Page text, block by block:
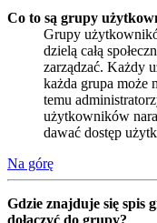
Co to są grupy
Grupy
dzielą całą
zarządzać. Każdy
każda grupa może
temu
użytkowników
dawać dostęp
Na górę
Gdzie znajduje się spis